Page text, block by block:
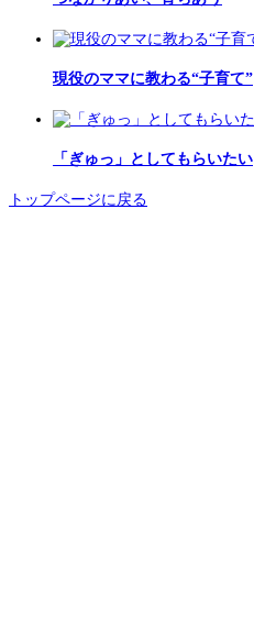
現役のママに教わる“子育て”
「ぎゅっ」としてもらいたい
トップページに戻る